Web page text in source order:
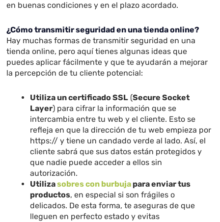
en buenas condiciones y en el plazo acordado.
¿Cómo transmitir seguridad en una tienda online?
Hay muchas formas de transmitir seguridad en una
tienda online, pero aquí tienes algunas ideas que
puedes aplicar fácilmente y que te ayudarán a mejorar
la percepción de tu cliente potencial:
Utiliza un certificado SSL (Secure Socket
Layer) para cifrar la información que se
intercambia entre tu web y el cliente. Esto se
refleja en que la dirección de tu web empieza por
https:// y tiene un candado verde al lado. Así, el
cliente sabrá que sus datos están protegidos y
que nadie puede acceder a ellos sin
autorización.
Utilizasobres con burbuja para enviar tus
productos, en especial si son frágiles o
delicados. De esta forma, te aseguras de que
lleguen en perfecto estado y evitas